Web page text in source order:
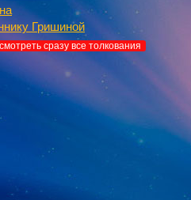
Гришиной
сразу все толкования